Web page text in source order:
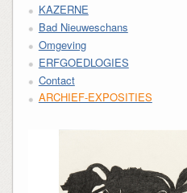
KAZERNE
Bad Nieuweschans
Omgeving
ERFGOEDLOGIES
Contact
ARCHIEF-EXPOSITIES